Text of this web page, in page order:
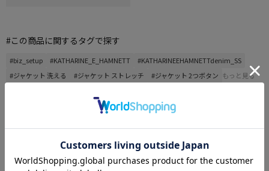
#この商品に関するタグで探す
#biz_setup #KATHARINE_E_HAMNETT
#KATHARINEEHAMNETTdenim_SS
#ジャケット 洗える
#ジャケット ストレッチ #ジャケット 2つボタン もっと見る
※クリックするとタグに関連した商品が表示されます。
ジャケット売れ筋ランキング
RANKING
SALE OUTLET